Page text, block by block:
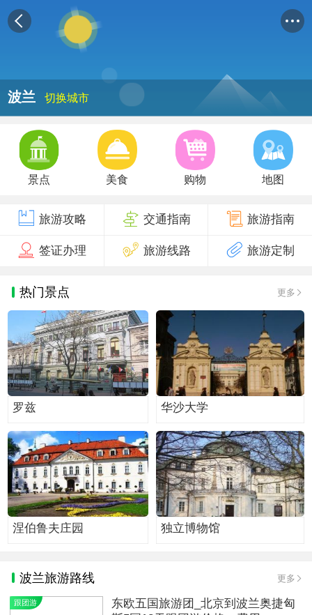
波兰 切换城市
景点 美食 购物 地图
旅游攻略 交通指南 旅游指南
签证办理 旅游线路 旅游定制
热门景点 更多
罗兹 华沙大学
涅伯鲁夫庄园 独立博物馆
波兰旅游路线 更多
跟团游
东欧五国旅游团_北京到波兰奥捷匈